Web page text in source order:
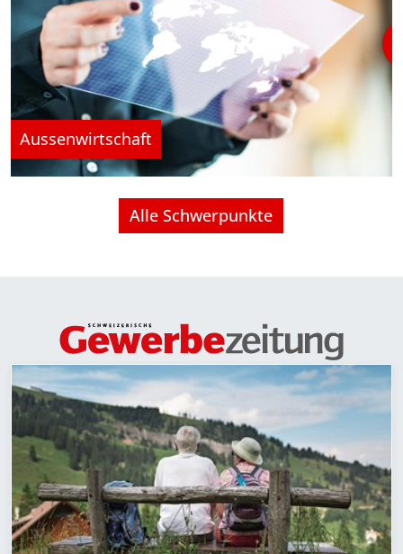
Aussenwirtschaft
Alle Schwerpunkte